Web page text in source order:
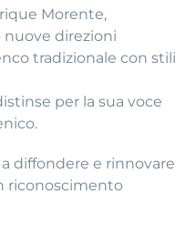
Morente,
direzioni
tradizionale con stili
per la sua voce
diffondere e rinnovare
riconoscimento